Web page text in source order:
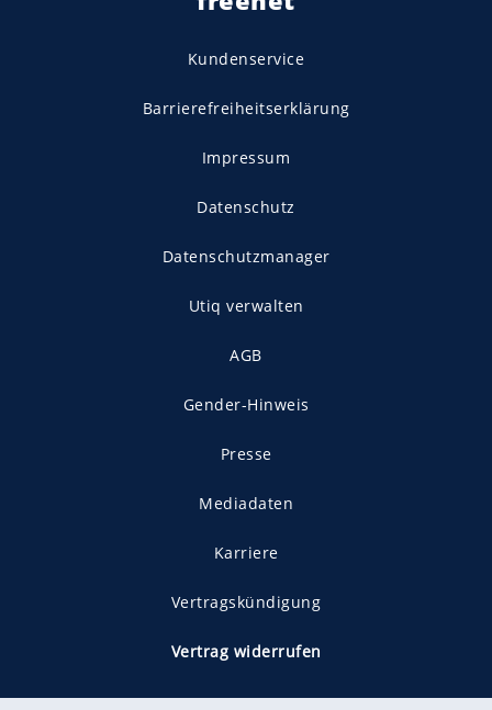
Kundenservice
Barrierefreiheitserklärung
Impressum
Datenschutz
Datenschutzmanager
Utiq verwalten
AGB
Gender-Hinweis
Presse
Mediadaten
Karriere
Vertragskündigung
Vertrag widerrufen